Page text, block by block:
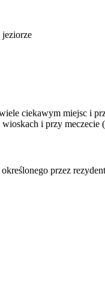
jeziorze
ciekawym miejsc i
i przy
przez